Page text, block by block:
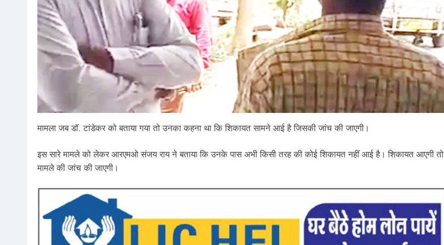
मामला जब डॉ. टांडेकर को बताया गया तो उनका कहना था कि शिकायत सामने आई है जिसकी जांच की जाएगी।
इस सारे मामले को लेकर आरएमओ संजय राय ने बताया कि उनके पास अभी किसी तरह की कोई शिकायत नहीं आई है। शिकायत आएगी तो
मामले की जांच की जाएगी।